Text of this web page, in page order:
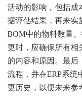
活动的影响，包括成
据评估结果，再来实
BOM中的物料数量
更时，应确保所有相
的内容和原因。最后
流程，并在ERP系统
更历史，以便未来参